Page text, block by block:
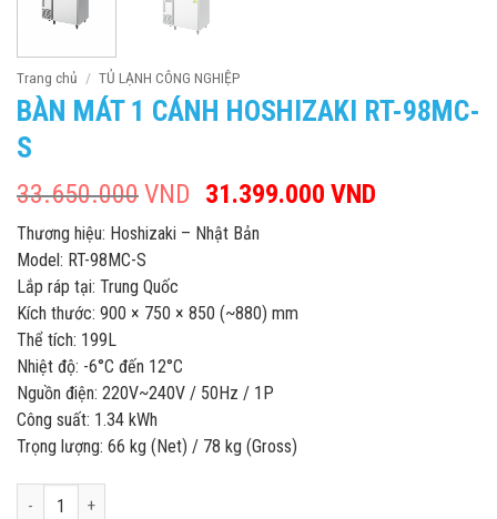
Trang chủ / TỦ LẠNH CÔNG NGHIỆP
BÀN MÁT 1 CÁNH HOSHIZAKI RT-98MC-
S
33.650.000VND Giá
gốc
là:
31.399.000 VND
Thương hiệu: Hoshizaki – Nhật Bản
Model: RT-98MC-S
Lắp ráp tại: Trung Quốc
Kích thước: 900 × 750 × 850 (~880) mm
Thể tích: 199L
Nhiệt độ: -6°C đến 12°C
Nguồn điện: 220V~240V / 50Hz / 1P
Công suất: 1.34 kWh
Trọng lượng: 66 kg (Net) / 78 kg (Gross)
BÀN MÁT 1 CÁNH HOSHIZAKI RT-98MC-S số lượng